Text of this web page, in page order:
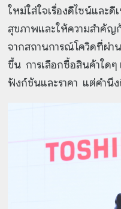
ใหม่ใส่ใจเรื่องดีไซน์และ
สุขภาพและให้ความสำคัญ
จากสถานการณ์โควิดที่ผ่า
ขึ้น การเลือกซื้อสินค้าใด
ฟังก์ชันและราคา แต่คำนึ